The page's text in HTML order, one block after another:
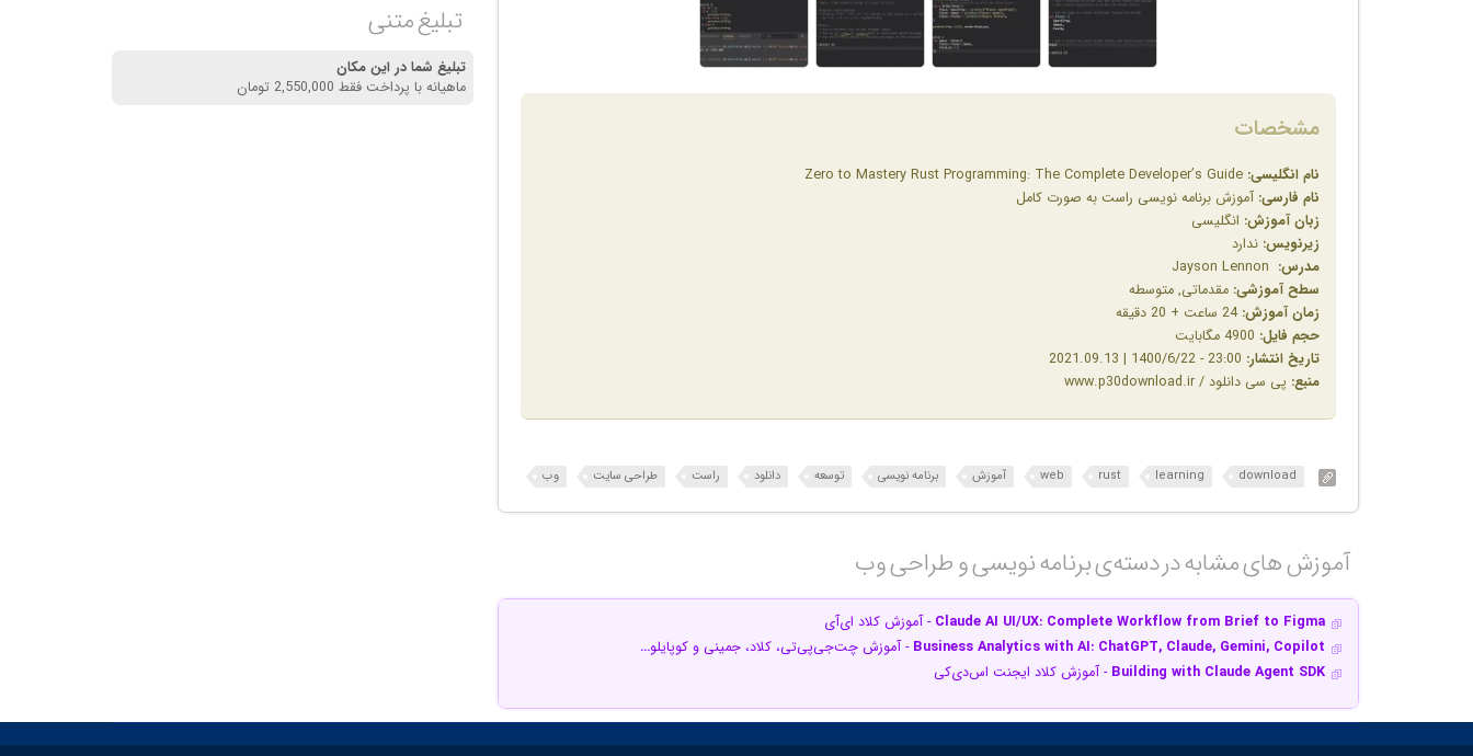
مشخصات
نام انگلیسی:
نام فارسی: آموزش برنامه نویسی راست به صورت کامل
زبان آموزش: انگلیسی
زیرنویس: ندارد
مدرس: Jayson Lennon
سطح آموزشی: مقدماتی, متوسطه
زمان آموزش: 24 ساعت + 20 دقیقه
حجم فایل:
تاریخ انتشار:
منبع: پی سی دانلود / www.p30download.ir
download
learning
rust
web آموزش برنامه نویسی توسعه دانلود راست طراحی سایت وب
آموزش های مشابه در دسته‌ی‌ برنامه نویسی و طراحی وب‎
Claude AI UI/UX: Complete Workflow from Brief to Figma - آموزش کلاد ای‌آی
Business Analytics with AI: ChatGPT, Claude, Gemini, Copilot - آموزش چت‌جی‌پی‌تی، کلاد، جمینی و کوپایلو…
Building with Claude Agent SDK - آموزش کلاد ایجنت اس‌دی‌کی
تبلیغ متنی
تبلیغ شما در این مکان
ماهیانه با پرداخت فقط 2,550,000 تومان